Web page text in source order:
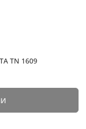
TN 1609